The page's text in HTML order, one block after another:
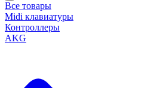
Все товары
Midi клавиатуры
Контроллеры
AKG